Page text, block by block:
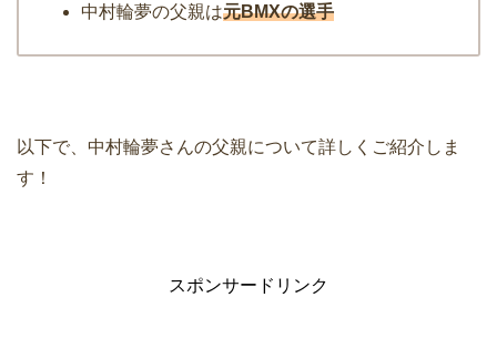
中村輪夢の父親は元BMXの選手
以下で、中村輪夢さんの父親について詳しくご紹介しま
す！
スポンサードリンク